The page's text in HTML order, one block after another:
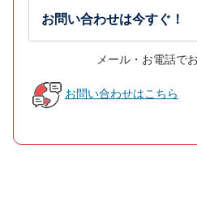
お問い合わせは今すぐ！
メール・お電話で
お問い合わせはこちら